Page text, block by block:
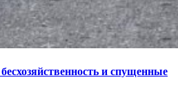
и спущенные